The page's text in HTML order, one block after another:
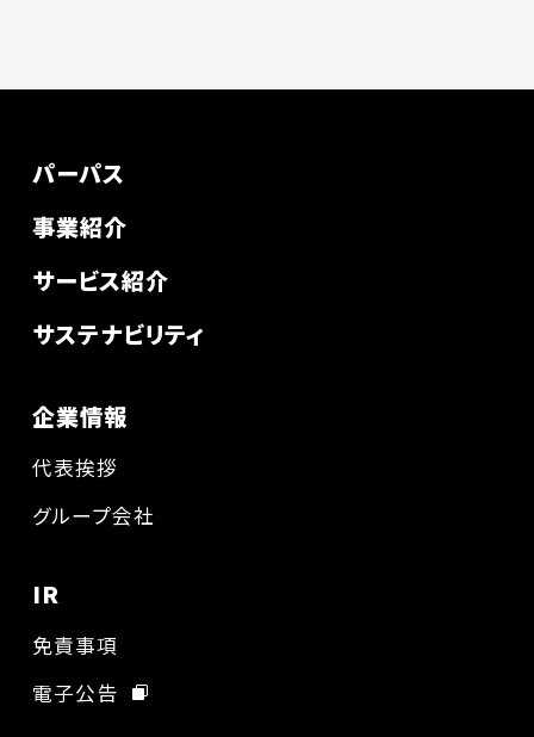
パーパス
事業紹介
サービス紹介
サステナビリティ
企業情報
代表挨拶
グループ会社
IR
免責事項
電子公告